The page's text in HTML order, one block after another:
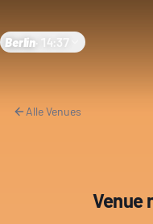
Berlin 14:37
Alle Venues
Venue